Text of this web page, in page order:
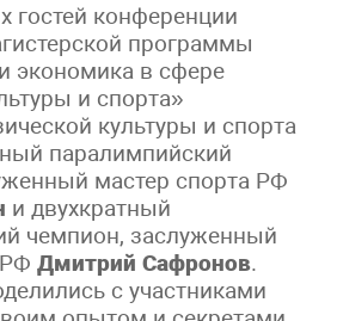
гостей конференции
программы
экономика в сфере
и спорта»
культуры и спорта
паралимпийский
мастер спорта РФ
и двухкратный
чемпион, заслуженный
Дмитрий Сафронов.
с участниками